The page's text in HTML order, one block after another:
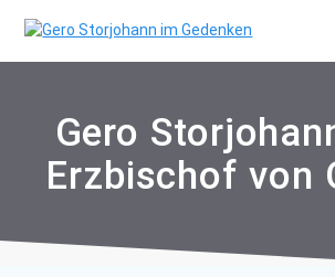
to
Gero
Erzbischof von